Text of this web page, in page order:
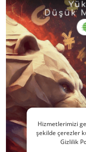
Hizmetlerimizi
şekilde çerezler
Gizlilik